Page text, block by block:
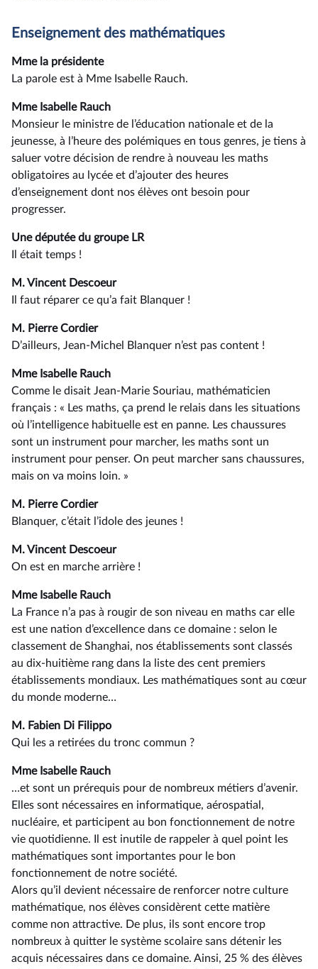
Enseignement des mathématiques
Mme la présidente
La parole est à Mme Isabelle Rauch.
Mme Isabelle Rauch
Monsieur le ministre de l’éducation nationale et de la
jeunesse, à l’heure des polémiques en tous genres, je tiens à
saluer votre décision de rendre à nouveau les maths
obligatoires au lycée et d’ajouter des heures
d’enseignement dont nos élèves ont besoin pour
progresser.
Une députée du groupe LR
Il était temps !
M. Vincent Descoeur
Il faut réparer ce qu’a fait Blanquer !
M. Pierre Cordier
D’ailleurs, Jean-Michel Blanquer n’est pas content !
Mme Isabelle Rauch
Comme le disait Jean-Marie Souriau, mathématicien
français : « Les maths, ça prend le relais dans les situations
où l’intelligence habituelle est en panne. Les chaussures
sont un instrument pour marcher, les maths sont un
instrument pour penser. On peut marcher sans chaussures,
mais on va moins loin. »
M. Pierre Cordier
Blanquer, c’était l’idole des jeunes !
M. Vincent Descoeur
On est en marche arrière !
Mme Isabelle Rauch
La France n’a pas à rougir de son niveau en maths car elle
est une nation d’excellence dans ce domaine : selon le
classement de Shanghai, nos établissements sont classés
au dix-huitième rang dans la liste des cent premiers
établissements mondiaux. Les mathématiques sont au cœur
du monde moderne…
M. Fabien Di Filippo
Qui les a retirées du tronc commun ?
Mme Isabelle Rauch
…et sont un prérequis pour de nombreux métiers d’avenir.
Elles sont nécessaires en informatique, aérospatial,
nucléaire, et participent au bon fonctionnement de notre
vie quotidienne. Il est inutile de rappeler à quel point les
mathématiques sont importantes pour le bon
fonctionnement de notre société.
Alors qu’il devient nécessaire de renforcer notre culture
mathématique, nos élèves considèrent cette matière
comme non attractive. De plus, ils sont encore trop
nombreux à quitter le système scolaire sans détenir les
acquis nécessaires dans ce domaine. Ainsi, 25 % des élèves